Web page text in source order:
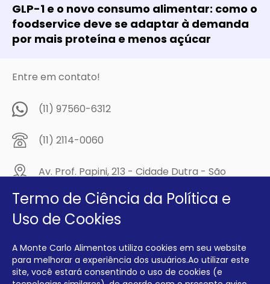
GLP-1 e o novo consumo alimentar: como o
foodservice deve se adaptar à demanda
por mais proteína e menos açúcar
Entre em contato!
(11) 97560-6312
(11) 2114-0060
Av. Prof. Papini, 213 - Cidade Dutra - São
Compre na
MCA Virtual!
Siga a Monte Carlo Alimentos nas redes sociais!
Termo de Ciência da Política e
Uso de Cookies
A Monte Carlo Alimentos utiliza cookies em seu website
para melhorar a experiência dos usuários.Ao utilizar este
site, você estará consentindo o uso de cookies (e